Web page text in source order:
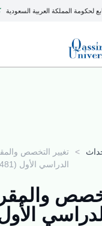
المملكة العربية السعودية
>
تغيير التخصص
الدراسي الأول (481)
الأول